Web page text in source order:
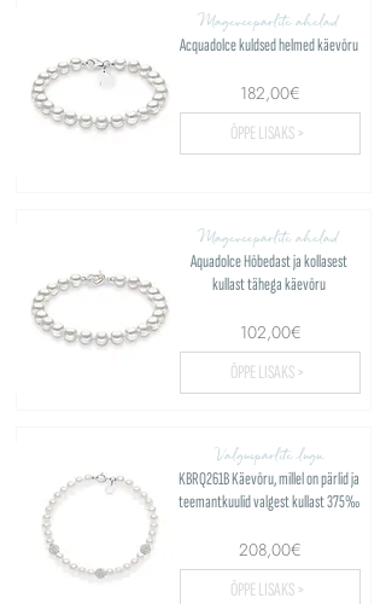
Mageveepärlite ahelad
Acquadolce kuldsed helmed käevõru
182,00€
ÕPPE LISAKS >
Mageveepärlite ahelad
Aquadolce Hõbedast ja kollasest
kullast tähega käevõru
102,00€
ÕPPE LISAKS >
Valguspärlite lugu
KBRQ261B Käevõru, millel on pärlid ja
teemantkuulid valgest kullast 375‰
208,00€
ÕPPE LISAKS >